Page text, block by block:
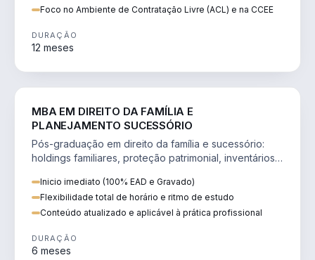
Foco no Ambiente de Contratação Livre (ACL) e na CCEE
DURAÇÃO
12 meses
MBA EM DIREITO DA FAMÍLIA E
PLANEJAMENTO SUCESSÓRIO
Pós-graduação em direito da família e sucessório:
holdings familiares, proteção patrimonial, inventários
Inicio imediato (100% EAD e Gravado)
Flexibilidade total de horário e ritmo de estudo
Conteúdo atualizado e aplicável à prática profissional
DURAÇÃO
6 meses